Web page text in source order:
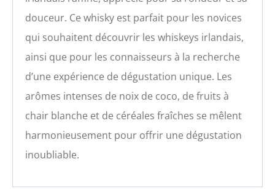
douceur. Ce whisky est parfait pour les novices
qui souhaitent découvrir les whiskeys irlandais,
ainsi que pour les connaisseurs à la recherche
d’une expérience de dégustation unique. Les
arômes intenses de noix de coco, de fruits à
chair blanche et de céréales fraîches se mêlent
harmonieusement pour offrir une dégustation
inoubliable.